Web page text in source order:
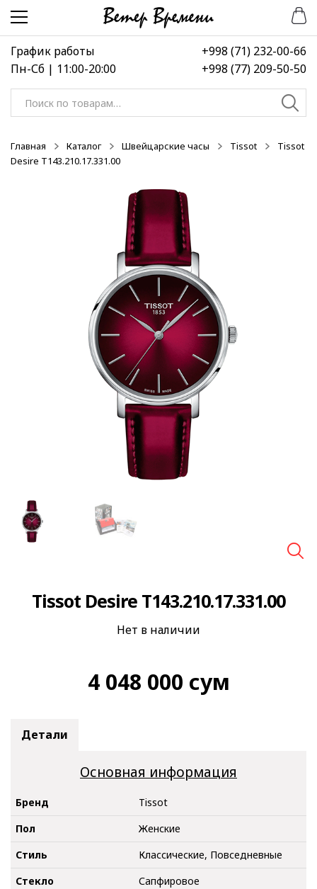
Перейти
навигации
Перейти
содержимому
График работы
Пн-Сб | 11:00-20:00
+998 (71) 232-00-66
+998 (77) 209-50-50
Искать:
Главная Каталог Швейцарские часы Tissot
Tissot
Desire T143.210.17.331.00
Tissot Desire T143.210.17.331.00
Нет в наличии
4 048 000 сум
Детали
Основная информация
Бренд
Tissot
Пол
Женские
Стиль
Классические, Повседневные
Стекло
Сапфировое
-40%
-40%